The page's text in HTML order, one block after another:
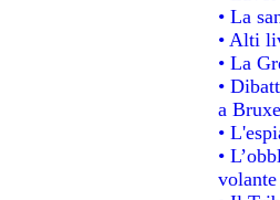
• La
• Alti
• La
•
a
•
•